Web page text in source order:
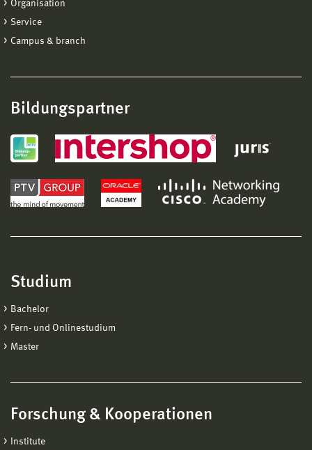
Organisation
Service
Campus & branch
Bildungspartner
Studium
Bachelor
Fern- und Onlinestudium
Master
Forschung & Kooperationen
Institute